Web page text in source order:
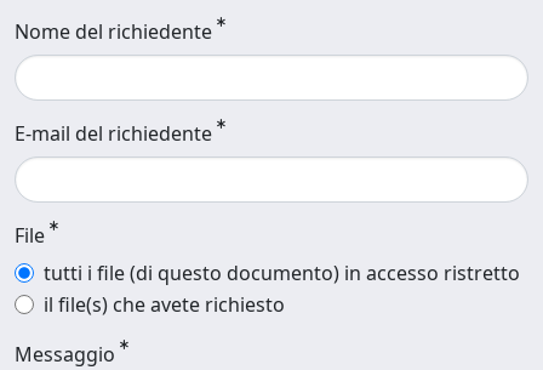
Nome del richiedente
E-mail del richiedente
File
tutti i file (di questo documento) in accesso ristretto
il file(s) che avete richiesto
Messaggio